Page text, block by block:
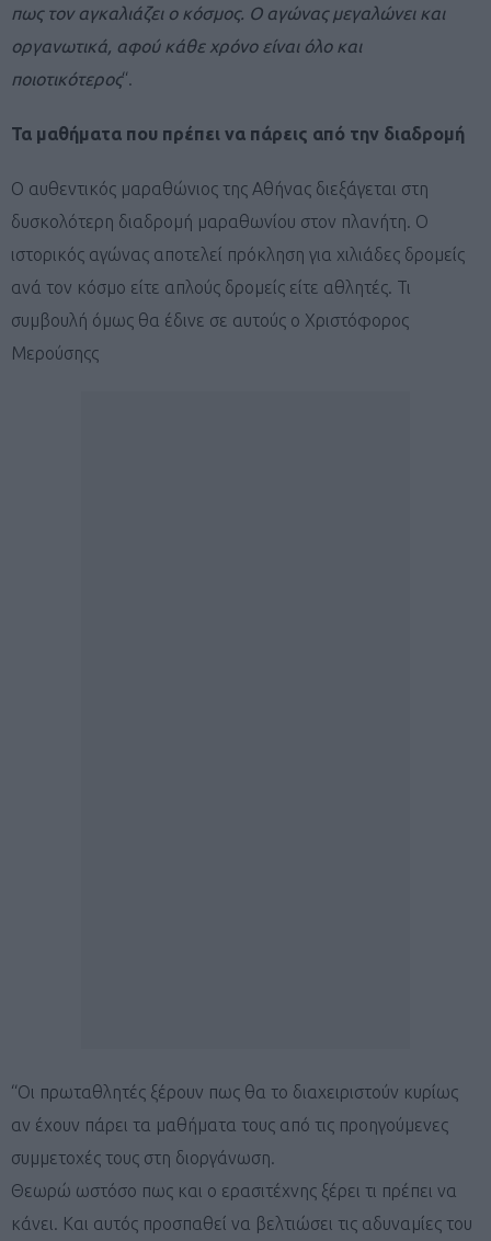
πως τον αγκαλιάζει ο κόσμος. Ο αγώνας μεγαλώνει και
οργανωτικά, αφού κάθε χρόνο είναι όλο και
ποιοτικότερος“.
Τα μαθήματα που πρέπει να πάρεις από την διαδρομή
Ο αυθεντικός μαραθώνιος της Αθήνας διεξάγεται στη
δυσκολότερη διαδρομή μαραθωνίου στον πλανήτη. Ο
ιστορικός αγώνας αποτελεί πρόκληση για χιλιάδες δρομείς
ανά τον κόσμο είτε απλούς δρομείς είτε αθλητές. Τι
συμβουλή όμως θα έδινε σε αυτούς ο Χριστόφορος
Μερούσηςς
“Οι πρωταθλητές ξέρουν πως θα το διαχειριστούν κυρίως
αν έχουν πάρει τα μαθήματα τους από τις προηγούμενες
συμμετοχές τους στη διοργάνωση.
Θεωρώ ωστόσο πως και ο ερασιτέχνης ξέρει τι πρέπει να
κάνει. Και αυτός προσπαθεί να βελτιώσει τις αδυναμίες του